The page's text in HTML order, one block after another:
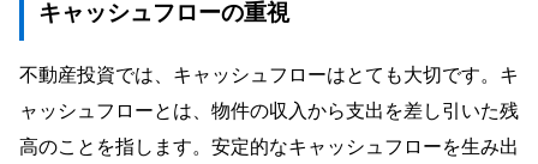
キャッシュフローの重視
不動産投資では、キャッシュフローはとても大切です。キ
ャッシュフローとは、物件の収入から支出を差し引いた残
高のことを指します。安定的なキャッシュフローを生み出